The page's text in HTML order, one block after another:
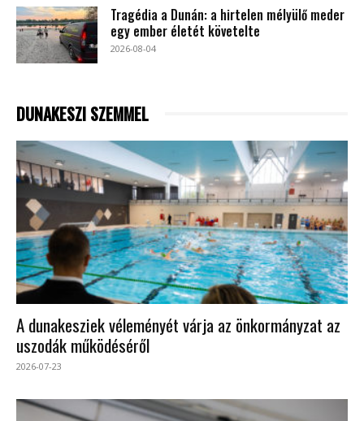
Tragédia a Dunán: a hirtelen mélyülő meder
egy ember életét követelte
2026-08-04
DUNAKESZI SZEMMEL
A dunakesziek véleményét várja az önkormányzat az
uszodák működéséről
2026-07-23